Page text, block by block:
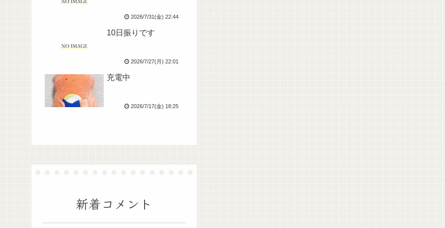
2026/7/31(金) 22:44
10日振りです
2026/7/27(月) 22:01
充電中
2026/7/17(金) 18:25
新着コメント